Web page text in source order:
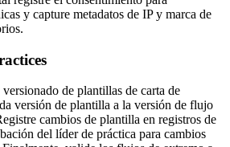
y capture metadatos de IP y marca de
de plantillas de carta de
versión de plantilla a la versión de flujo
cambios de plantilla en registros de
del líder de práctica para cambios